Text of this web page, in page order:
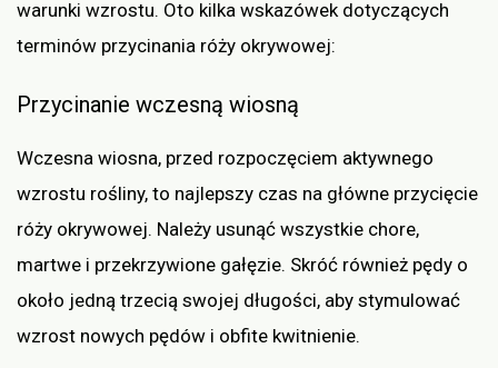
warunki wzrostu. Oto kilka wskazówek dotyczących
terminów przycinania róży okrywowej:
Przycinanie wczesną wiosną
Wczesna wiosna, przed rozpoczęciem aktywnego
wzrostu rośliny, to najlepszy czas na główne przycięcie
róży okrywowej. Należy usunąć wszystkie chore,
martwe i przekrzywione gałęzie. Skróć również pędy o
około jedną trzecią swojej długości, aby stymulować
wzrost nowych pędów i obfite kwitnienie.